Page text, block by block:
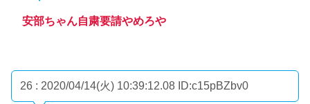
安部ちゃん自粛要請やめろや
26 : 2020/04/14(火) 10:39:12.08 ID:c15pBZbv0